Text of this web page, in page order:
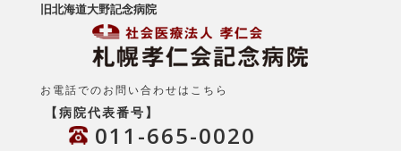
旧北海道大野記念病院
お電話でのお問い合わせはこちら
【病院代表番号】
011-665-0020